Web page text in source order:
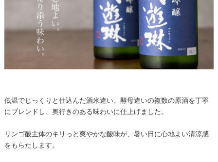
低温でじっくりと仕込んだ酒米違い、酵母違いの複数の原酒を丁寧
にブレンドし、奥行きのある味わいに仕上げました。
リンゴ酸主体のキリっと爽やかな酸味が、暑い日に心地よい清涼感
をもらたします。